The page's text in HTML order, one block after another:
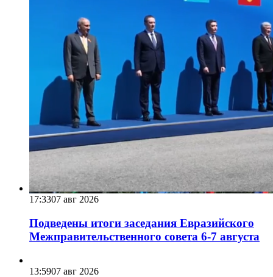
17:3307 авг 2026
Подведены итоги заседания Евразийского
Межправительственного совета 6-7 августа
13:5907 авг 2026